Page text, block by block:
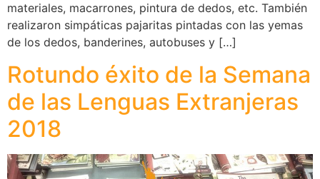
materiales, macarrones, pintura de dedos, etc. También
realizaron simpáticas pajaritas pintadas con las yemas
de los dedos, banderines, autobuses y […]
Rotundo éxito de la Semana
de las Lenguas Extranjeras
2018